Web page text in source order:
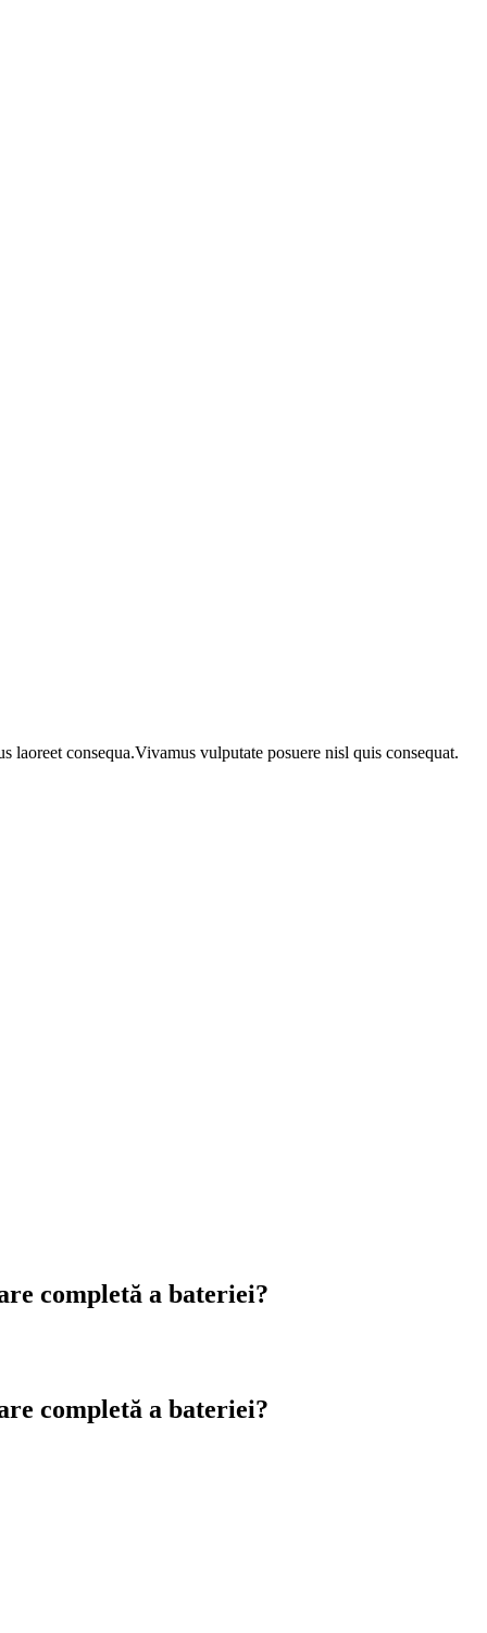
consequa.Vivamus vulputate posuere nisl quis consequat.
completă a bateriei?
completă a bateriei?